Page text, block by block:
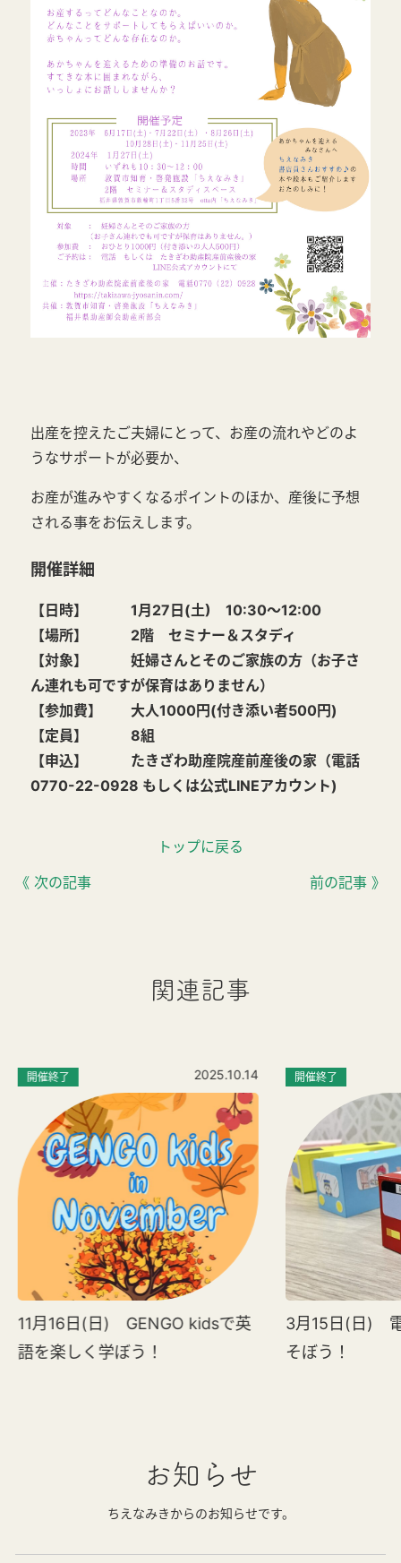
出産を控えたご夫婦にとって、お産の流れやどのよ
うなサポートが必要か、
お産が進みやすくなるポイントのほか、産後に予想
される事をお伝えします。
開催詳細
【日時】 1月27日(土) 10:30～12:00
【場所】 2階 セミナー＆スタディ
【対象】 妊婦さんとそのご家族の方（お子さ
ん連れも可ですが保育はありません）
【参加費】 大人1000円(付き添い者500円)
【定員】 8組
【申込】 たきざわ助産院産前産後の家（電話
0770-22-0928 もしくは公式LINEアカウント)
《 次の記事
トップに戻る
前の記事 》
関連記事
開催終了 2025.10.14
11月16日(日) GENGO kidsで英
語を楽しく学ぼう！
開催終了
3月15日(日)
そぼう！
お知らせ
ちえなみきからのお知らせです。